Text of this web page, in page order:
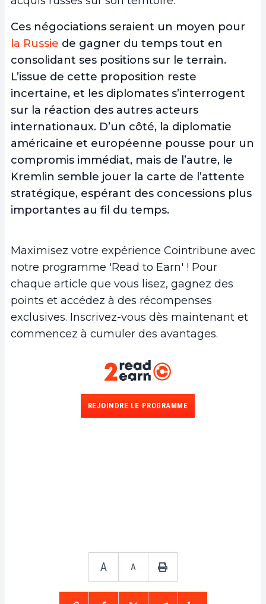
Ces négociations seraient un moyen pour
la Russie de gagner du temps tout en
consolidant ses positions sur le terrain.
L’issue de cette proposition reste
incertaine, et les diplomates s’interrogent
sur la réaction des autres acteurs
internationaux. D’un côté, la diplomatie
américaine et européenne pousse pour un
compromis immédiat, mais de l’autre, le
Kremlin semble jouer la carte de l’attente
stratégique, espérant des concessions plus
importantes au fil du temps.
Maximisez votre expérience Cointribune avec
notre programme 'Read to Earn' ! Pour
chaque article que vous lisez, gagnez des
points et accédez à des récompenses
exclusives. Inscrivez-vous dès maintenant et
commencez à cumuler des avantages.
REJOINDRE LE PROGRAMME
A A